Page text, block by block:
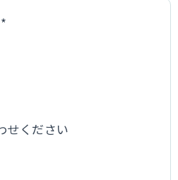
せください